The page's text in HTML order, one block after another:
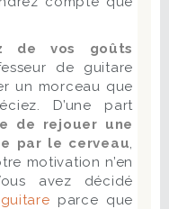
de vos goûts
de guitare
un morceau que
D’une part
de rejouer une
par le cerveau,
motivation n’en
avez décidé
parce que